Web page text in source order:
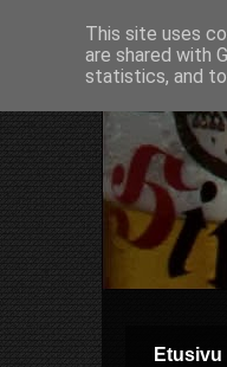
Etusivu
This site uses
are shared with
statistics, and